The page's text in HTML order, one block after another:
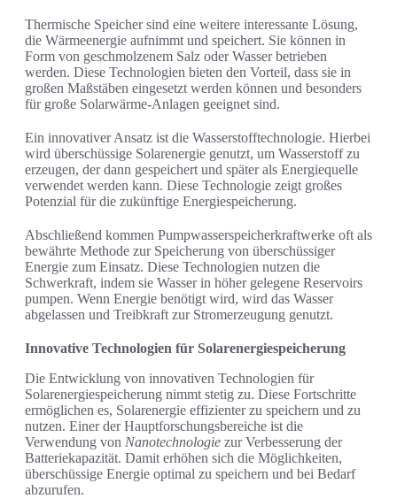
Thermische Speicher sind eine weitere interessante Lösung,
die Wärmeenergie aufnimmt und speichert. Sie können in
Form von geschmolzenem Salz oder Wasser betrieben
werden. Diese Technologien bieten den Vorteil, dass sie in
großen Maßstäben eingesetzt werden können und besonders
für große Solarwärme-Anlagen geeignet sind.
Ein innovativer Ansatz ist die Wasserstofftechnologie. Hierbei
wird überschüssige Solarenergie genutzt, um Wasserstoff zu
erzeugen, der dann gespeichert und später als Energiequelle
verwendet werden kann. Diese Technologie zeigt großes
Potenzial für die zukünftige Energiespeicherung.
Abschließend kommen Pumpwasserspeicherkraftwerke oft als
bewährte Methode zur Speicherung von überschüssiger
Energie zum Einsatz. Diese Technologien nutzen die
Schwerkraft, indem sie Wasser in höher gelegene Reservoirs
pumpen. Wenn Energie benötigt wird, wird das Wasser
abgelassen und Treibkraft zur Stromerzeugung genutzt.
Innovative Technologien für Solarenergiespeicherung
Die Entwicklung von innovativen Technologien für
Solarenergiespeicherung nimmt stetig zu. Diese Fortschritte
ermöglichen es, Solarenergie effizienter zu speichern und zu
nutzen. Einer der Hauptforschungsbereiche ist die
Verwendung von Nanotechnologie zur Verbesserung der
Batteriekapazität. Damit erhöhen sich die Möglichkeiten,
überschüssige Energie optimal zu speichern und bei Bedarf
abzurufen.